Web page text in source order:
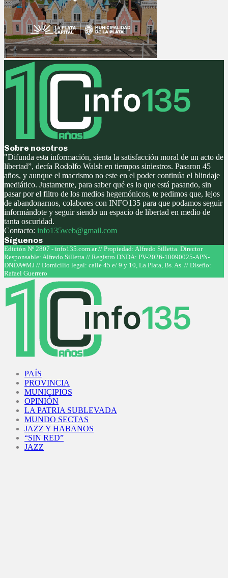
Sobre nosotros
"Difunda esta información, sienta la satisfacción moral de un acto de
libertad”, decía Rodolfo Walsh en tiempos siniestros. Pasaron 45
años, y aunque el macrismo no este en el poder continúa el blindaje
mediático. Justamente, para saber qué es lo que está pasando, sin
pasar por el filtro de los medios hegemónicos, te pedimos que, lejos
de abandonarnos, colabores con INFO135 para que podamos seguir
informándote y seguir siendo un espacio de libertad en medio de
tanta oscuridad.
Contacto: info135web@gmail.com
Síguenos
Facebook
Twitter
Instagram
Youtube
Edición Nº 2807 - info135.com.ar // Propiedad: Alfredo Silletta. Director
Responsable: Alfredo Silletta // Registro DNDA: PV-2026-10090025-APN-
DNDA#MJ // Domicilio legal: calle 45 e/ 9 y 10, La Plata, Bs. As. // Diseño:
Rafael Guerrero
PAÍS
PROVINCIA
MUNICIPIOS
OPINIÓN
LA PATRIA SUBLEVADA
MUNDO SECTAS
JAZZ Y HABANOS
“SIN RED”
JAZZ